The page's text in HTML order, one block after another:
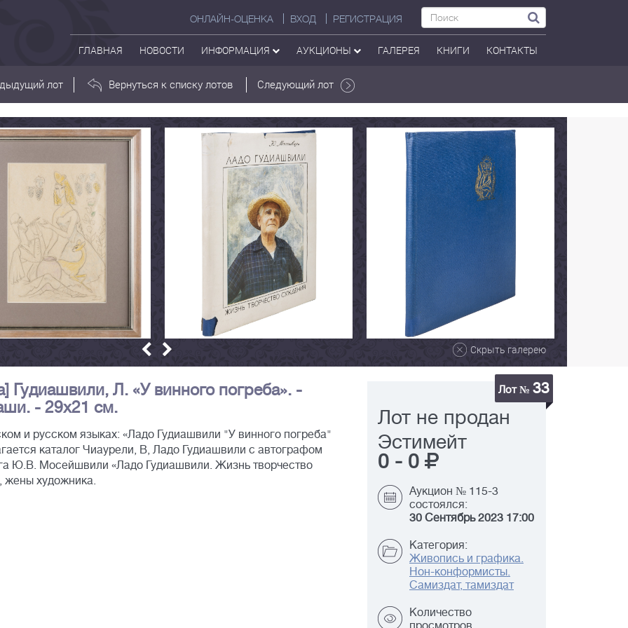
ОНЛАЙН-ОЦЕНКА ВХОД РЕГИСТРАЦИЯ
ГЛАВНАЯ НОВОСТИ ИНФОРМАЦИЯ АУКЦИОНЫ ГАЛЕРЕЯ КНИГИ КОНТАКТЫ
лот Вернуться к списку лотов Следующий лот
Скрыть галерею
Гудиашвили, Л. «У винного погреба». -
- 29х21 см.
и русском языках: «Ладо Гудиашвили "У винного погреба"
каталог Чиаурели, В, Ладо Гудиашвили с автографом
Ю.В. Мосейшвили «Ладо Гудиашвили. Жизнь творчество
жены художника.
Лот № 33
Лот не продан
Эстимейт
0 - 0
Аукцион № 115-3
состоялся:
30 Сентябрь 2023 17:00
Категория:
Живопись и графика.
Нон-конформисты.
Самиздат, тамиздат
Количество